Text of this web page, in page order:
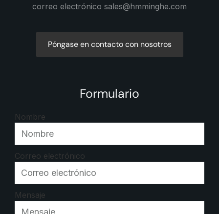
correo electrónico sales@hmminghe.com
Póngase en contacto con nosotros
Formulario
Nombre
Correo electrónico
Mensaje